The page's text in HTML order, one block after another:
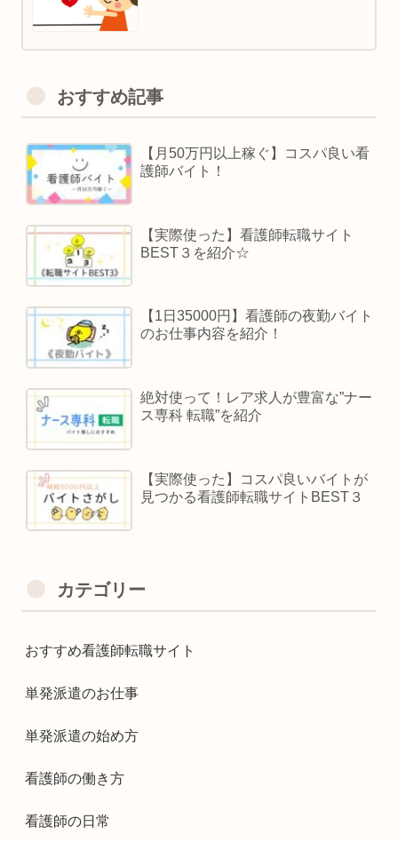
おすすめ記事
【月50万円以上稼ぐ】コスパ良い看
護師バイト！
【実際使った】看護師転職サイト
BEST３を紹介☆
【1日35000円】看護師の夜勤バイト
のお仕事内容を紹介！
絶対使って！レア求人が豊富な”ナー
ス専科 転職”を紹介
【実際使った】コスパ良いバイトが
見つかる看護師転職サイトBEST３
カテゴリー
おすすめ看護師転職サイト
単発派遣のお仕事
単発派遣の始め方
看護師の働き方
看護師の日常